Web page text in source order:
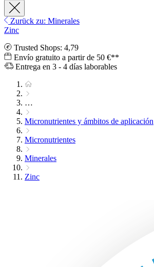
Zurück zu: Minerales
Zinc
Trusted Shops: 4,79
Envío gratuito a partir de 50 €**
Entrega en 3 - 4 días laborables
…
Micronutrientes y ámbitos de aplicación
Micronutrientes
Minerales
Zinc